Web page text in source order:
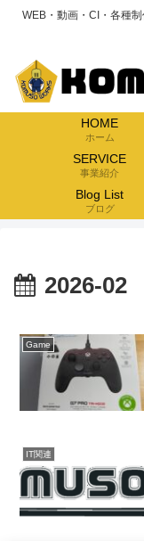
WEB・動画・CI・各種
HOME
ホーム
SERVICE
事業紹介
Blog List
ブログ
2026-02
Game
IT関連